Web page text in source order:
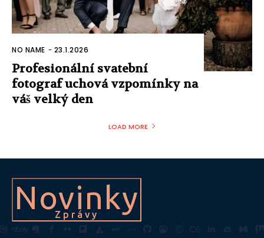
NO NAME - 23.1.2026
Profesionální svatební
fotograf uchová vzpomínky na
váš velký den
LOAD MORE
Novinky
Zprávy